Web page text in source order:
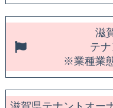
滋
テ
※業種業